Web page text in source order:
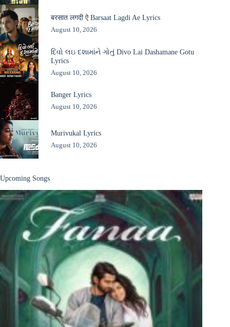
बरसात लगदी ऐ Barsaat Lagdi Ae Lyrics
August 10, 2026
દિવો લઇ દશામાંને ગોતું Divo Lai Dashamane Gotu
Lyrics
August 10, 2026
Banger Lyrics
August 10, 2026
Murivukal Lyrics
August 10, 2026
Upcoming Songs